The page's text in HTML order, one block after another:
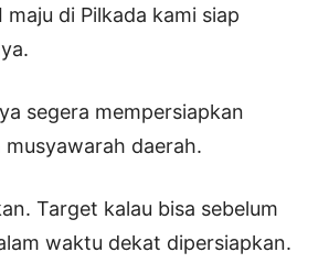
maju di Pilkada kami siap
segera mempersiapkan
daerah.
Target kalau bisa sebelum
waktu dekat dipersiapkan.